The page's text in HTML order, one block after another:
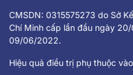
CMSDN: 0315575273 do Sở
Chí Minh cấp lần đầu ngày
09/06/2022.
Hiệu quả điều trị phụ thuộc